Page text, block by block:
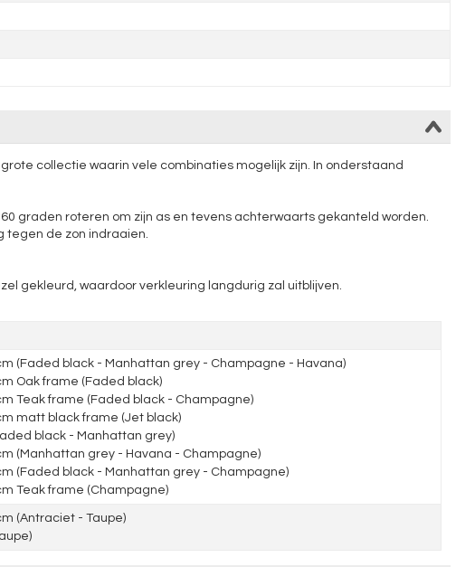
collectie waarin vele combinaties mogelijk zijn. In onderstaand
graden roteren om zijn as en tevens achterwaarts gekanteld worden.
tegen de zon indraaien.
gekleurd, waardoor verkleuring langdurig zal uitblijven.
(Faded black - Manhattan grey - Champagne - Havana)
Oak frame (Faded black)
Teak frame (Faded black - Champagne)
matt black frame (Jet black)
black - Manhattan grey)
(Manhattan grey - Havana - Champagne)
(Faded black - Manhattan grey - Champagne)
Teak frame (Champagne)
(Antraciet - Taupe)